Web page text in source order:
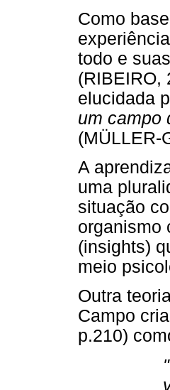
Como
todo e
(RIBEIRO,
elucidada
um campo
(MÜLLER-
A
uma
situação
organismo
(insights)
meio
Outra
Campo
p.210)